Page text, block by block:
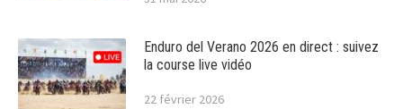
Enduro del Verano 2026 en direct : suivez
la course live vidéo
22 février 2026